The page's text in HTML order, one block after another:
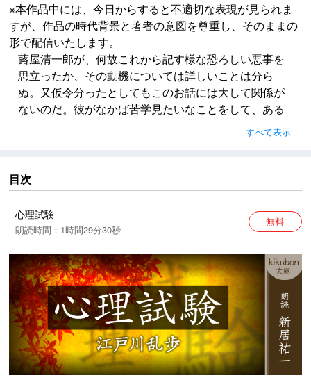
※本作品中には、今日からすると不適切な表現が見られま
すが、作品の時代背景と著者の意図を尊重し、そのままの
形で配信いたします。
蕗屋清一郎が、何故これから記す様な恐ろしい悪事を
思立ったか、その動機については詳しいことは分ら
ぬ。又仮令分ったとしてもこのお話には大して関係が
ないのだ。彼がなかば苦学見たいなことをして、ある
大学に通っていた所を見ると、学資の必要に迫られた
のかとも考えられる。彼は稀に見る秀才で、而も非常
に時を取られて、好きな読書や思索が十分出来ないの
を残念に思っていたのは確かだ。だが、その位の理由
で、人間はあんな大罪を犯すものだろうか。
すべて表示
目次
心理試験
朗読時間：1時間29分30秒
無料